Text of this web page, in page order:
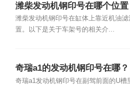
潍柴发动机钢印号在哪个位置
潍柴发动机钢印号在缸体上靠近机油滤
置。以下是关于车架号的相关介...
奇瑞a1的发动机钢印号在哪？
奇瑞a1发动机钢印号在副驾前面的U槽